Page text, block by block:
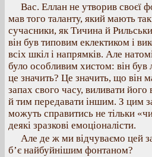
Вас. Еллан не утворив своєї
мав того таланту, який мають
сучасники, як Тичина й
він був типовим еклектиком і
всіх шкіл і напрямків. Але
було особливим хистом: він був
це значить? Це значить, що він
запах свого часу, виливати його
й тим передавати іншим. З цим
можуть справитись не тільки
деякі зразкові емоціоналісти.
Але де ж ми відчуваємо цей
б’є найбуйнішим фонтаном?